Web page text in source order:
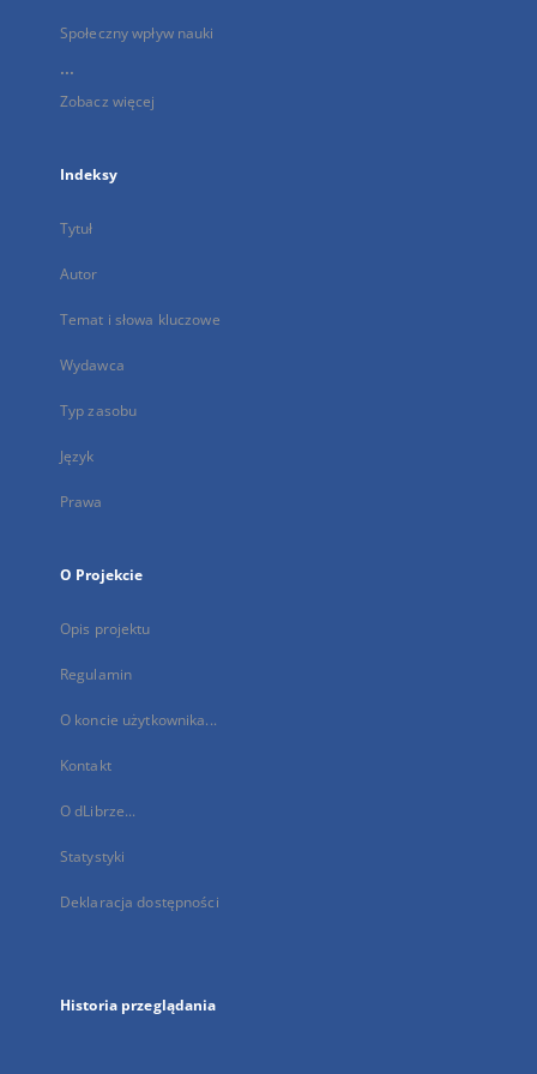
Społeczny wpływ nauki
...
Zobacz więcej
Indeksy
Tytuł
Autor
Temat i słowa kluczowe
Wydawca
Typ zasobu
Język
Prawa
O Projekcie
Opis projektu
Regulamin
O koncie użytkownika...
Kontakt
O dLibrze...
Statystyki
Deklaracja dostępności
Historia przeglądania